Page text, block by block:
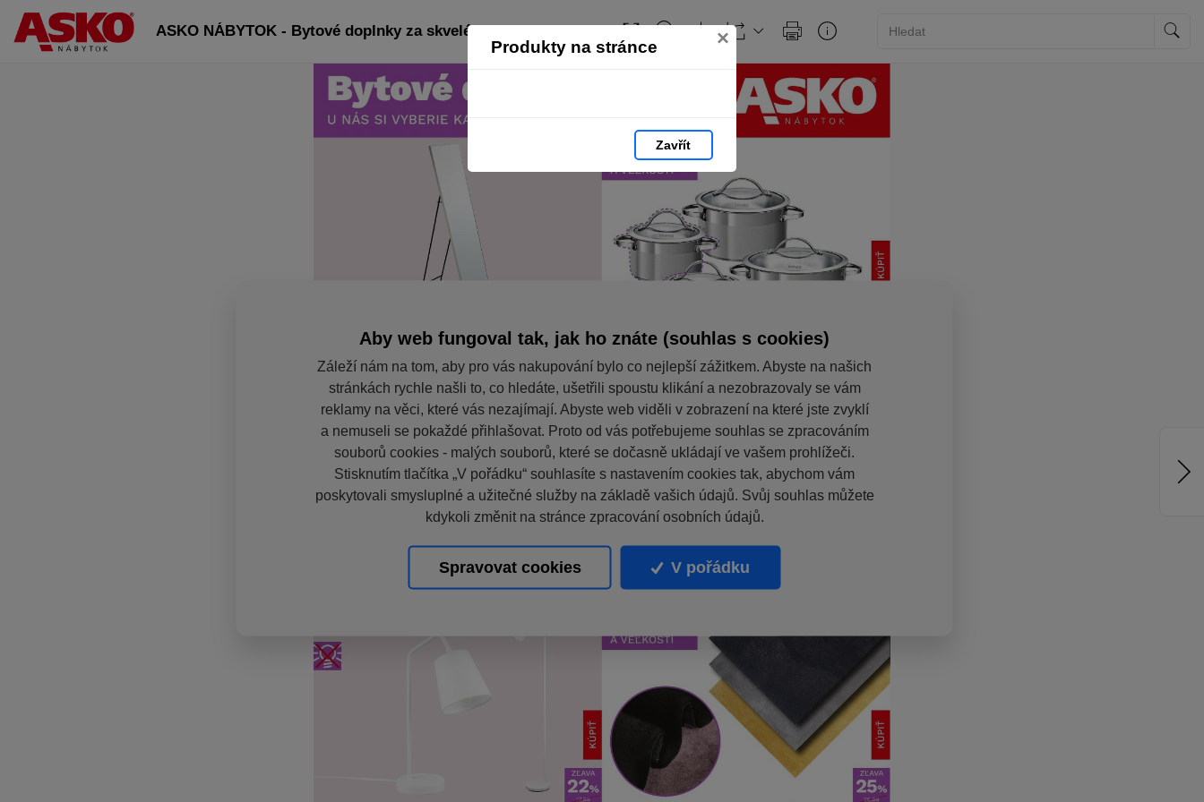
Produkty na stránce ×
Zavřít
ASKO NÁBYTOK - Bytové doplnky za skvelé ceny
Aby web fungoval tak, jak ho znáte (souhlas s cookies)
Záleží nám na tom, aby pro vás nakupování bylo co nejlepší zážitkem. Abyste na našich
stránkách rychle našli to, co hledáte, ušetřili spoustu klikání a nezobrazovaly se vám
reklamy na věci, které vás nezajímají. Abyste web viděli v zobrazení na které jste zvyklí
a nemuseli se pokaždé přihlašovat. Proto od vás potřebujeme souhlas se zpracováním
souborů cookies - malých souborů, které se dočasně ukládají ve vašem prohlížeči.
Stisknutím tlačítka „V pořádku“ souhlasíte s nastavením cookies tak, abychom vám
poskytovali smysluplné a užitečné služby na základě vašich údajů. Svůj souhlas můžete
kdykoli změnit na stránce zpracování osobních údajů.
Spravovat cookies V pořádku